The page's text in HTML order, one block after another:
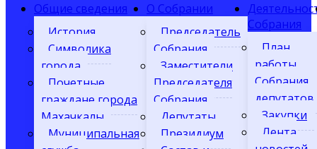
Общие сведения
История
Символика
города
Почетные
граждане города
Махачкалы
Муниципальная
О Собрании
Председатель
Собрания
Заместители
Председателя
Собрания
Депутаты
Президиум
Собрания
План
работы
Собрания
депутатов
Закупки
Лента